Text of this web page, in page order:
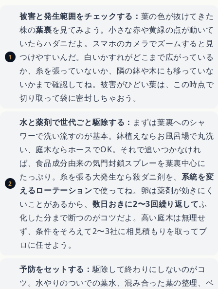
被害と発生範囲をチェックする： 葉の色が抜けてきた
株の葉裏を見てみよう。小さな赤や黄緑の点が動いて
いたらハダニだよ。スマホのカメラでズームすると見
つけやすいんだ。白いかすれがどこまで広がっている
か、糸を張っていないか、隣の鉢や木にも移っていな
いかまで確認してね。被害がひどい葉は、この時点で
切り取って袋に密封しちゃおう。
水と薬剤で世代ごと駆除する： まずは葉裏へのシャ
ワーで洗い流すのが基本。鉢植えならお風呂場で丸洗
い、庭木ならホースでOK。それで追いつかなけれ
ば、食品成分由来の気門封鎖スプレーを葉裏中心に
たっぷり。糸を張る大発生なら殺ダニ剤を、 系統を変
えるローテーションで使ってね。卵は薬剤が効きにく
いことがあるから、 数日おきに2〜3回繰り返してふ
化した分まで断つのがコツだよ。高い庭木は無理せ
ず、条件をそろえて2〜3社に相見積もりを取ってプ
ロに任せよう。
予防をセットする：駆除して終わりにしないのがコ
ツ。水やりのついでの葉水、混み合った葉の整理、ベ